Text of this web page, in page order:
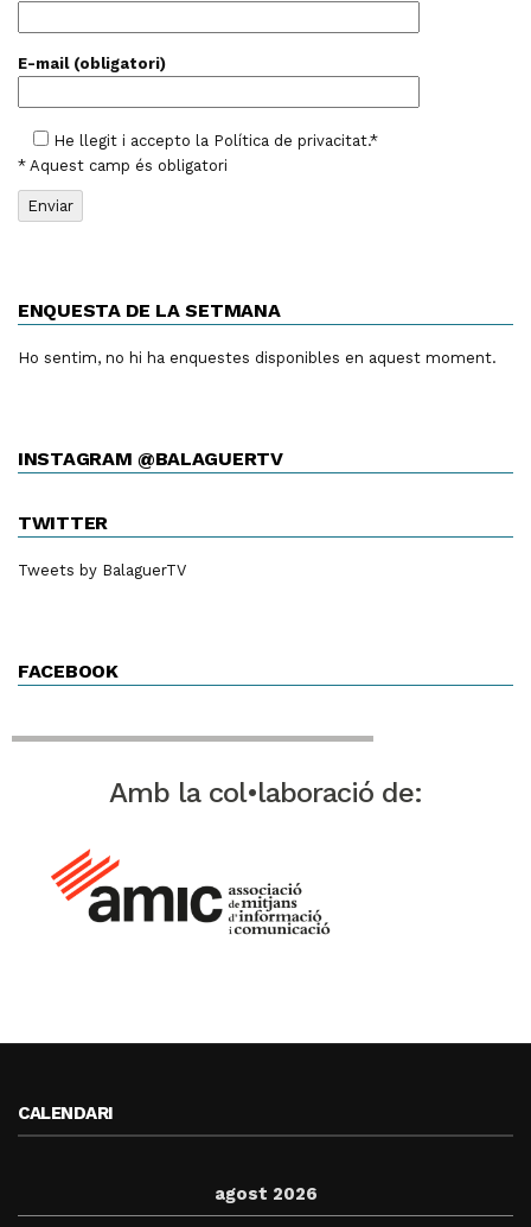
E-mail (obligatori)
He llegit i accepto la Política de privacitat.*
* Aquest camp és obligatori
ENQUESTA DE LA SETMANA
Ho sentim, no hi ha enquestes disponibles en aquest moment.
INSTAGRAM @BALAGUERTV
TWITTER
Tweets by BalaguerTV
FACEBOOK
Amb la col•laboració de:
CALENDARI
agost 2026